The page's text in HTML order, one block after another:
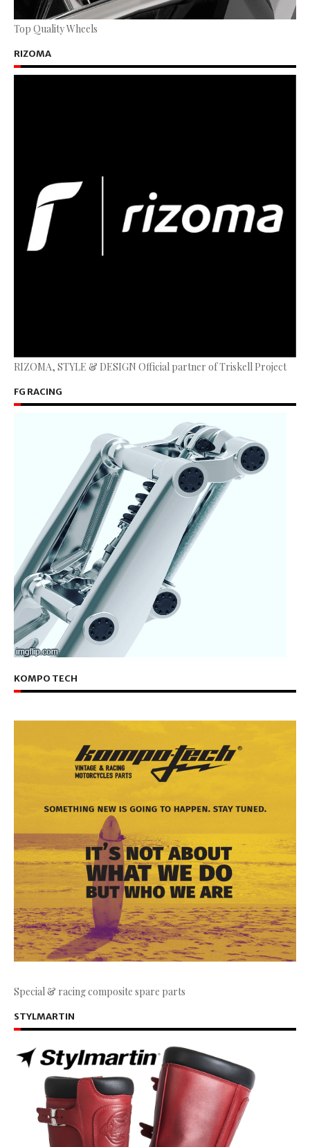
Top Quality Wheels
RIZOMA
RIZOMA, STYLE & DESIGN Official partner of Triskell Project
FG RACING
KOMPO TECH
Special & racing composite spare parts
STYLMARTIN